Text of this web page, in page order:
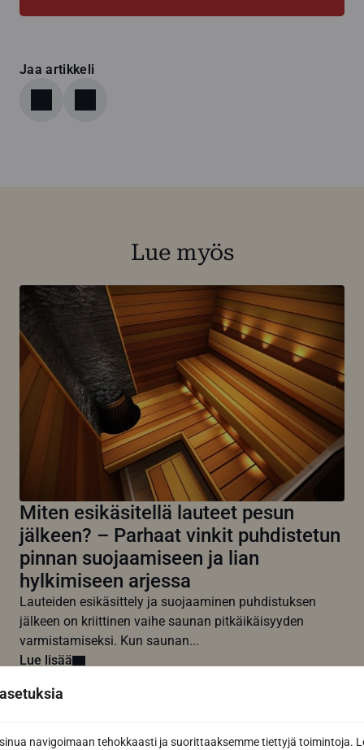
navigoimaan tehokkaasti ja suorittaaksemme tiettyjä toimintoja.
Jaa artikkeli
Lue myös
Miten esikäsitellä lauteet pesun
jälkeen? – Parhaat vinkit puhdistetun
pinnan suojaamiseen ja lian
hylkimiseen arjessa
Lauteiden esikäsittely ja suojaaminen puhdistuksen
jälkeen on kriittinen vaihe saunan pitkäikäisyyden
varmistamiseksi. Kun saunan...
Lue lisää